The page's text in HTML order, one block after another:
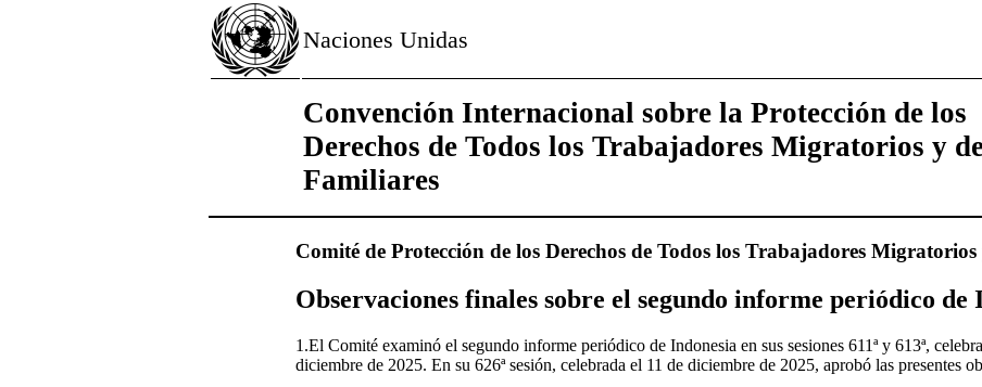
Naciones Unidas
Convención Internacional sobre la Protección de los
Derechos de Todos los Trabajadores Migratorios y
Familiares
Comité de Protección de los Derechos de Todos los Trabajadores
Observaciones finales sobre el segundo informe periódico de
1.El Comité examinó el segundo informe periódico de Indonesia en sus sesiones 611ª y 613ª,
diciembre de 2025. En su 626ª sesión, celebrada el 11 de diciembre de 2025, aprobó las presentes